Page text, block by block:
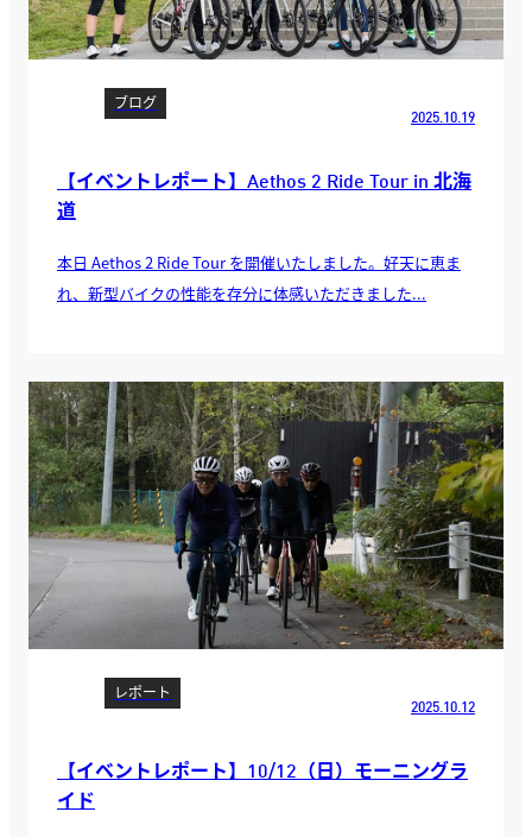
ブログ
2025.10.19
【イベントレポート】Aethos 2 Ride Tour in 北海
道
本日 Aethos 2 Ride Tour を開催いたしました。好天に恵ま
れ、新型バイクの性能を存分に体感いただきました...
レポート
2025.10.12
【イベントレポート】10/12（日）モーニングラ
イド